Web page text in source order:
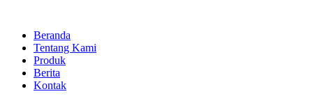
contentBeranda
Tentang Kami
Produk
Berita
Kontak